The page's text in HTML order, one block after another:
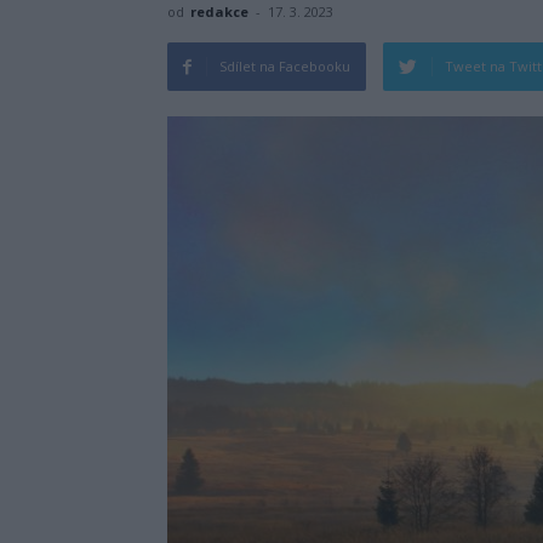
od redakce - 17. 3. 2023
Sdílet na Facebooku Tweet na